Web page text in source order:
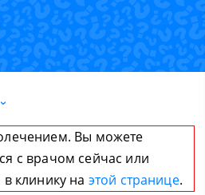
Вы можете
с врачом сейчас или
клинику на этой странице.